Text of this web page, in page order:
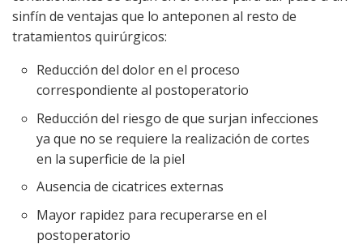
sinfín de ventajas que lo anteponen al resto de
tratamientos quirúrgicos:
Reducción del dolor en el proceso
correspondiente al postoperatorio
Reducción del riesgo de que surjan infecciones
ya que no se requiere la realización de cortes
en la superficie de la piel
Ausencia de cicatrices externas
Mayor rapidez para recuperarse en el
postoperatorio